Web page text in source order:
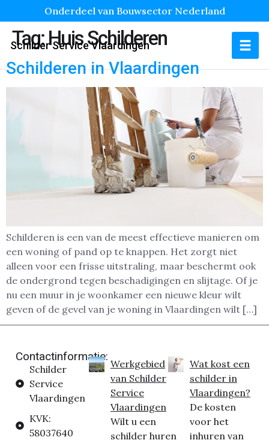
Onderdeel van Bouwsector Nederland
Schilder Service Vlaardingen
Tag:Huis Schilderen
Schilderen in Vlaardingen
Schilderen is een van de meest effectieve manieren om
een woning of pand op te knappen. Het zorgt niet
alleen voor een frisse uitstraling, maar beschermt ook
de ondergrond tegen beschadigingen en slijtage. Of je
nu een muur in je woonkamer een nieuwe kleur wilt
geven of de gevel van je woning in Vlaardingen wilt […]
Contactinformatie:
Schilder
Service
Vlaardingen
KVK:
58037640
Werkgebied
van Schilder
Service
Vlaardingen
Wilt u een
schilder huren
Wat kost een
schilder in
Vlaardingen?
De kosten
voor het
inhuren van